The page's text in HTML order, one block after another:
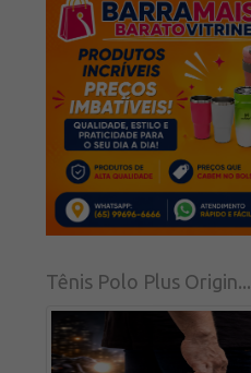
Tênis Polo Plus Origin...